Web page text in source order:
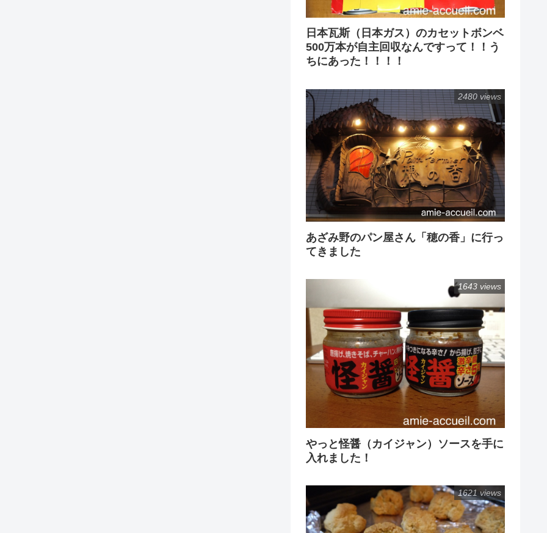
日本瓦斯（日本ガス）のカセットボンベ
500万本が自主回収なんですって！！う
ちにあった！！！！
あざみ野のパン屋さん「穂の香」に行っ
てきました
2480 views
やっと怪醤（カイジャン）ソースを手に
入れました！
1643 views
1621 views